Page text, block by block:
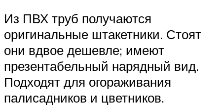
Из ПВХ труб получаются
оригинальные штакетники. Стоят
они вдвое дешевле; имеют
презентабельный нарядный вид.
Подходят для огораживания
палисадников и цветников.